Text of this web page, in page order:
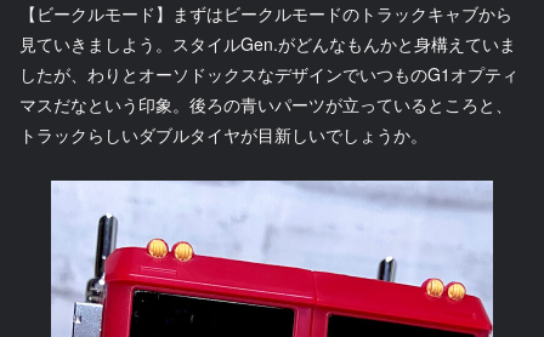
【ビークルモード】まずはビークルモードのトラックキャブから
見ていきましよう。スタイルGen.がどんなもんかと身構えていま
したが、わりとオーソドックスなデザインでいつものG1オプティ
マスだなという印象。後ろの青いパーツが立っているところと、
トラックらしいダブルタイヤが目新しいでしょうか。